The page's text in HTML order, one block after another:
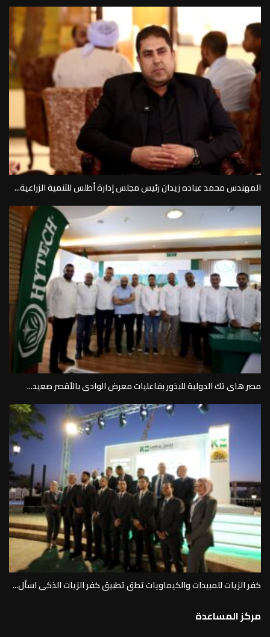
المهندس محمد عباده زيدان رئيس مجلس إدارة أطلس للتنمية الزراعية...
مصر هاى تك الدولية للبذور بفاعليات معرض الوادى بالأقصر صعيد...
كفر الزيات للمبيدات والكيماويات تطق تطبيق كفر الزيات الذكى اسأل...
مركز المساعدة